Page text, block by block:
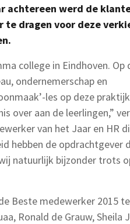
achtereen werd de
te dragen voor deze
college in Eindhoven. Op
ondernemerschap en
les op deze
over aan de leerlingen,”
van het Jaar en HR
hebben de opdrachtgever
natuurlijk bijzonder trots
Beste medewerker 2015
Ronald de Grauw, Sheila